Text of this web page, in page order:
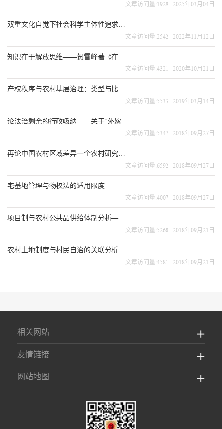
文章访问量:1929 2025年03月04日
文章访问量:2542 2022年11月12日
文章访问量:4321 2020年10月21日
文章访问量:5533 2019年03月14日
文章访问量:5347 2018年09月27日
文章访问量:6592 2018年09月27日
宅基地管理与物权法的适用限度
文章访问量:4007 2018年09月27日
项目制与农村公共品供给体制分析——以农地整治为例
文章访问量:5268 2018年09月21日
文章访问量:4581 2018年09月21日
相关网站
友情链接
网站地图